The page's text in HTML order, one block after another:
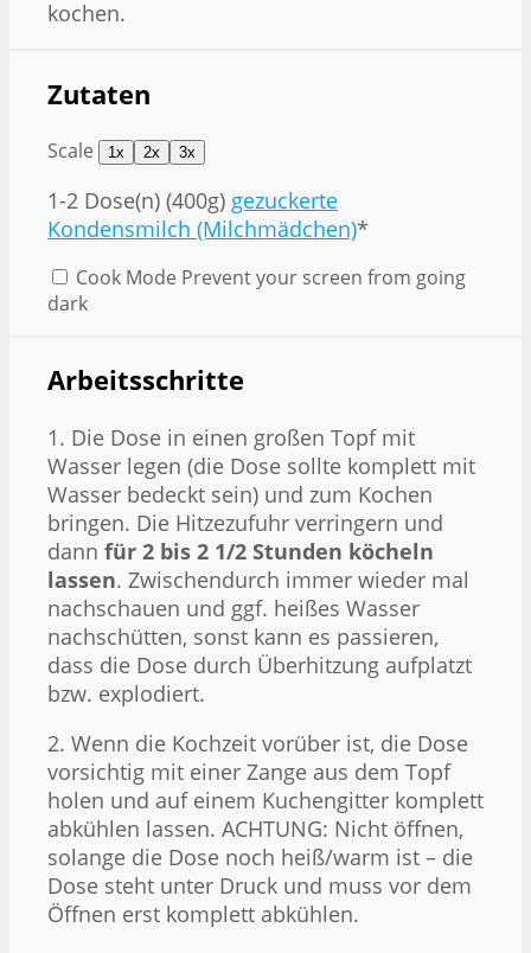
kochen.
Zutaten
Scale 1x 2x 3x
1-2 Dose(n) (400g) gezuckerte
Kondensmilch (Milchmädchen)*
Cook Mode Prevent your screen from going
dark
Arbeitsschritte
1. Die Dose in einen großen Topf mit
Wasser legen (die Dose sollte komplett mit
Wasser bedeckt sein) und zum Kochen
bringen. Die Hitzezufuhr verringern und
dann für 2 bis 2 1/2 Stunden köcheln
lassen. Zwischendurch immer wieder mal
nachschauen und ggf. heißes Wasser
nachschütten, sonst kann es passieren,
dass die Dose durch Überhitzung aufplatzt
bzw. explodiert.
2. Wenn die Kochzeit vorüber ist, die Dose
vorsichtig mit einer Zange aus dem Topf
holen und auf einem Kuchengitter komplett
abkühlen lassen. ACHTUNG: Nicht öffnen,
solange die Dose noch heiß/warm ist – die
Dose steht unter Druck und muss vor dem
Öffnen erst komplett abkühlen.